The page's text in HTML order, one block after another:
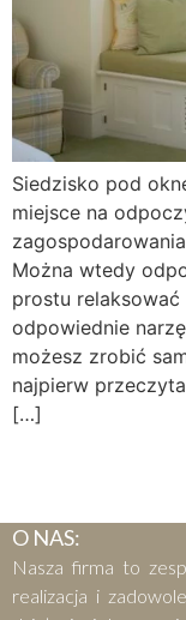
Siedzisko pod
miejsce na
Można wtedy
prostu
odpowiednie
możesz zrobić
najpierw
[…]
O NAS:
Nasza firma to
realizacja i